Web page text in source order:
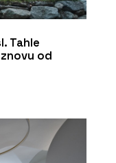
Tahle
od